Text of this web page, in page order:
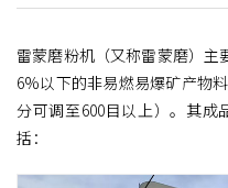
雷蒙磨粉机（又称雷蒙磨）主
6%以下的非易燃易爆矿产物
分可调至600目以上）。其
括：